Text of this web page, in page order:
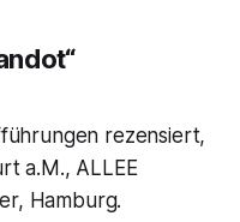
rezensiert,
a.M., ALLEE
Hamburg.